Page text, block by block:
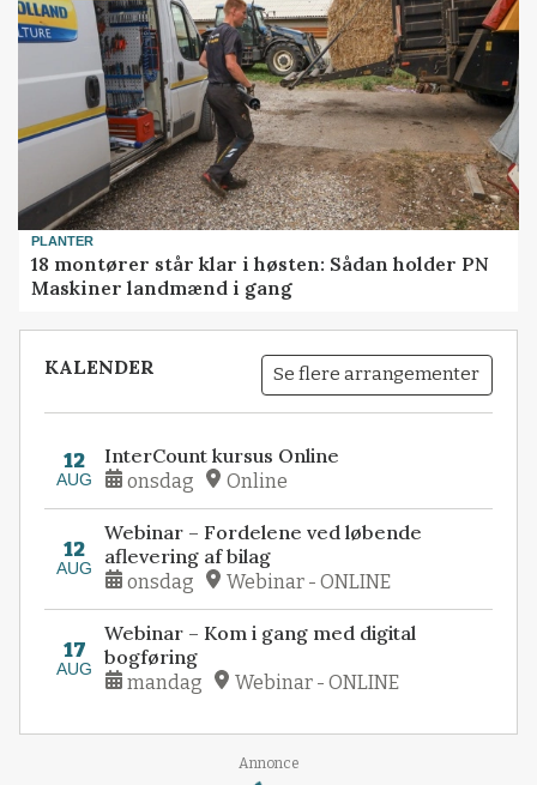
PLANTER
18 montører står klar i høsten: Sådan holder PN
Maskiner landmænd i gang
KALENDER Se flere arrangementer
12
AUG
InterCount kursus Online
onsdag Online
12
AUG
Webinar – Fordelene ved løbende
aflevering af bilag
onsdag Webinar - ONLINE
17
AUG
Webinar – Kom i gang med digital
bogføring
mandag Webinar - ONLINE
Annonce